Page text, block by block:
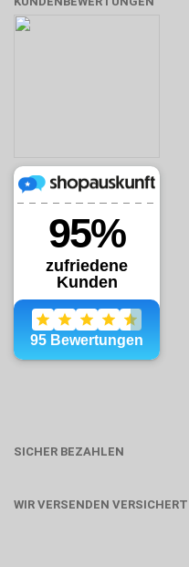
SICHER BEZAHLEN
WIR VERSENDEN